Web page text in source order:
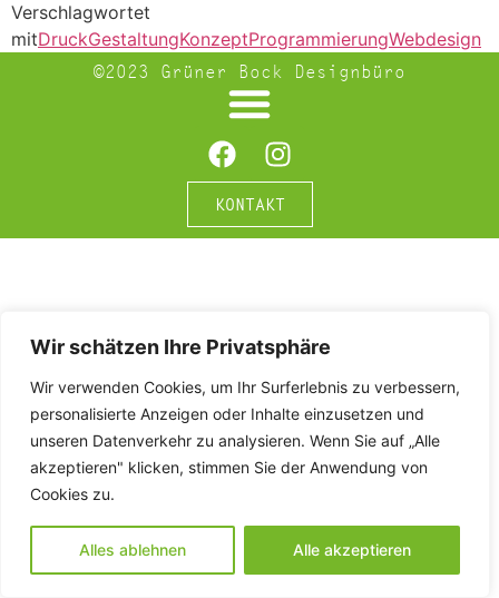
Wir schätzen Ihre Privatsphäre
Wir verwenden Cookies, um Ihr Surferlebnis zu verbessern,
personalisierte Anzeigen oder Inhalte einzusetzen und
unseren Datenverkehr zu analysieren. Wenn Sie auf „Alle
akzeptieren" klicken, stimmen Sie der Anwendung von
Cookies zu.
Alles ablehnen Alle akzeptieren
Verschlagwortet
mitDruckGestaltungKonzeptProgrammierungWebdesign
©2023 Grüner Bock Designbüro
KONTAKT